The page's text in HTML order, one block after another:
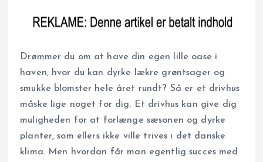
Drømmer du om at have din egen lille oase i
haven, hvor du kan dyrke lækre grøntsager og
smukke blomster hele året rundt? Så er et drivhus
måske lige noget for dig. Et drivhus kan give dig
muligheden for at forlænge sæsonen og dyrke
planter, som ellers ikke ville trives i det danske
klima. Men hvordan får man egentlig succes med